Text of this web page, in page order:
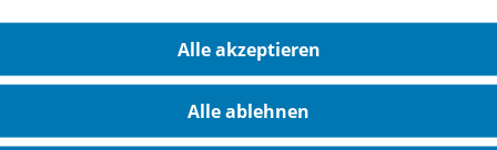
Arbeitsheft B1
Alle akzeptieren
Alle ablehnen